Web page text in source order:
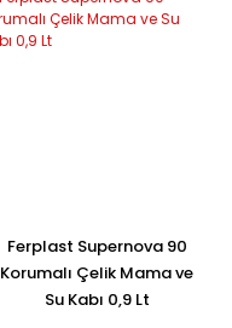
Ferplast Supernova 90
Korumalı Çelik Mama ve
Su Kabı 0,9 Lt